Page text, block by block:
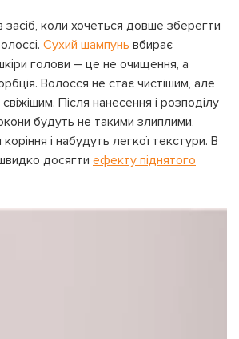
коли хочеться довше зберегти
Сухий шампунь вбирає
голови – це не очищення, а
Волосся не стає чистішим, але
Після нанесення і розподілу
будуть не такими злиплими,
і набудуть легкої текстури. В
досягти ефекту піднятого